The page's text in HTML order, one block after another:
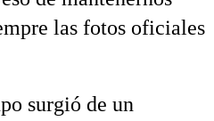
las fotos oficiales
surgió de un